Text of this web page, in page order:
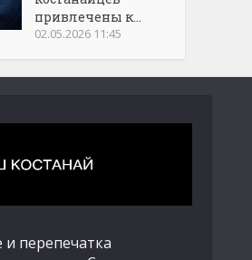
привлечены к...
02.05.2026 11:45
перепечатка